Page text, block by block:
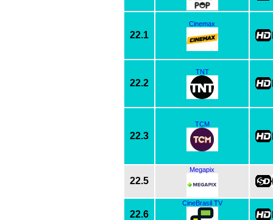
22.1
Cinemax
22.2
TNT
22.3
TCM
22.5
Megapix
22.6
CineBrasil TV